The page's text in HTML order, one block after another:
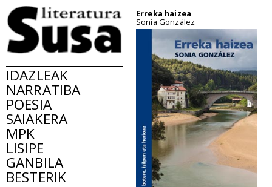
IDAZLEAK
NARRATIBA
POESIA
SAIAKERA
MPK
LISIPE
GANBILA
BESTERIK
Erreka haizea
Sonia González